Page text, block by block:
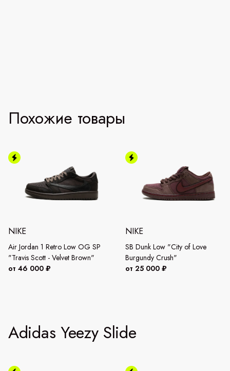
Похожие товары
NIKE
Air Jordan 1 Retro Low OG SP
"Travis Scott - Velvet Brown"
от 46 000 ₽
NIKE
SB Dunk Low "City of Love
Burgundy Crush"
от 25 000 ₽
Adidas Yeezy Slide